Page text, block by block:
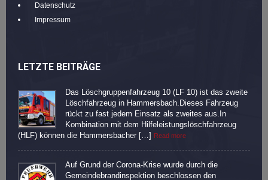
Datenschutz
Impressum
LETZTE BEITRÄGE
Das Löschgruppenfahrzeug 10 (LF 10) ist das zweite
Löschfahrzeug in Hammersbach.Dieses Fahrzeug
rückt zu fast jedem Einsatz als zweites aus.In
Kombination mit dem Hilfeleistungslöschfahrzeug
(HLF) können die Hammersbacher […] Read more
Auf Grund der Corona-Krise wurde durch die
Gemeindebrandinspektion beschlossen den